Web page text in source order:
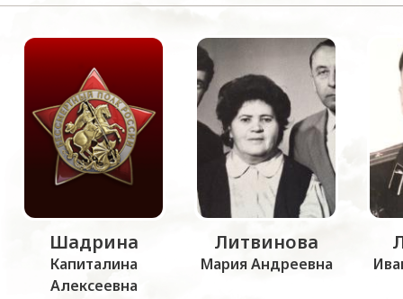
Шадрина
Капиталина
Алексеевна
Литвинова
Мария Андреевна